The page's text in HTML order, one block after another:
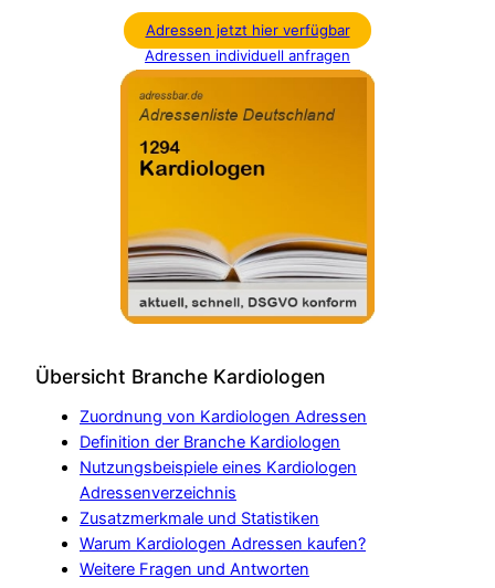
Adressen jetzt hier verfügbar
Adressen individuell anfragen
Übersicht Branche Kardiologen
Zuordnung von Kardiologen Adressen
Definition der Branche Kardiologen
Nutzungsbeispiele eines Kardiologen
Adressenverzeichnis
Zusatzmerkmale und Statistiken
Warum Kardiologen Adressen kaufen?
Weitere Fragen und Antworten